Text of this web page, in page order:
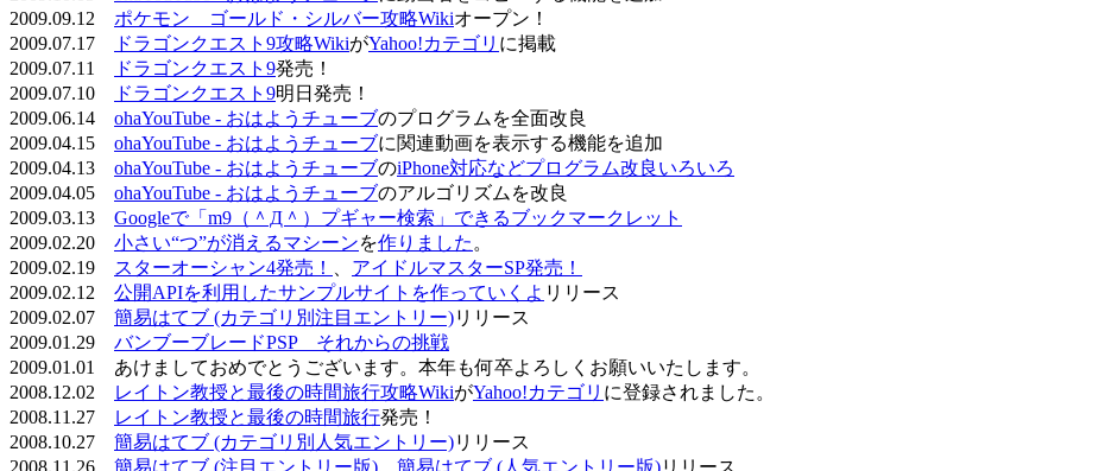
2009.09.12 ポケモン ゴールド・シルバー攻略Wikiオープン！
2009.07.17
ドラゴンクエスト9攻略WikiがYahoo!カテゴリ に掲載
2009.07.11
ドラゴンクエスト9発売！
2009.07.10
ドラゴンクエスト9明日発売！
2009.06.14 ohaYouTube - おはようチューブのプログラムを全面改良
2009.04.15 ohaYouTube - おはようチューブに関連動画を表示する機能を追加
2009.04.13 ohaYouTube - おはようチューブのiPhone対応などプログラム改良いろいろ
2009.04.05 ohaYouTube - おはようチューブのアルゴリズムを改良
2009.03.13 Googleで「m9（＾Д＾）プギャー検索」できるブックマークレット
2009.02.20 小さい“つ”が消えるマシーンを作りました 。
2009.02.19
スターオーシャン4発売！
アイドルマスターSP発売！
2009.02.12 公開APIを利用したサンプルサイトを作っていくよ リリース
2009.02.07 簡易はてブ (カテゴリ別注目エントリー)リリース
2009.01.29 バンブーブレードPSP それからの挑戦
2009.01.01 あけましておめでとうございます。本年も何卒よろしくお願いいたします。
2008.12.02
レイトン教授と最後の時間旅行攻略WikiがYahoo!カテゴリ に登録されました。
2008.11.27
レイトン教授と最後の時間旅行発売！
2008.10.27 簡易はてブ (カテゴリ別人気エントリー)リリース
2008.11.26 簡易はてブ (注目エントリー版) 簡易はてブ (人気エントリー版)リリース